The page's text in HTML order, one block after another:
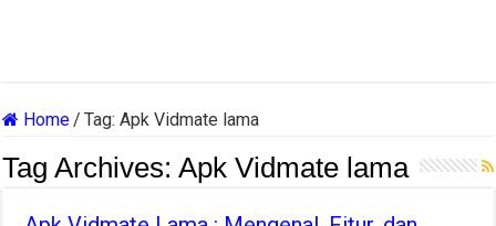
Home/ Tag:Apk Vidmate lama
Tag Archives:Apk Vidmate lama